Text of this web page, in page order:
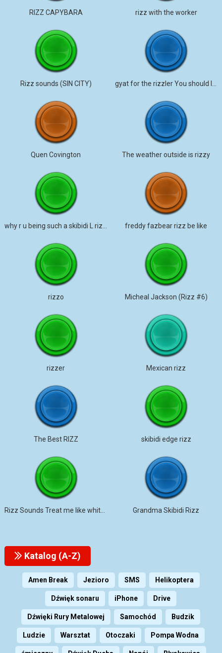
RIZZ CAPYBARA rizz with the worker
Rizz sounds (SIN CITY)
Quen Covington The weather outside is rizzy
freddy fazbear rizz be like
rizzo Micheal Jackson (Rizz #6)
rizzer Mexican rizz
The Best RIZZ skibidi edge rizz
Rizz Sounds Treat me like white T Grandma Skibidi Rizz
Katalog (A-Z)
Amen Break Jezioro SMS Helikoptera
Dźwięk sonaru iPhone Drive
Dźwięki Rury Metalowej Samochód Budzik
Ludzie Warsztat Otoczaki Pompa Wodna